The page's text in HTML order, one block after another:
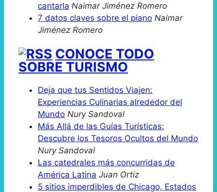
cantarla Naimar Jiménez Romero
7 datos claves sobre el piano Naimar
Jiménez Romero
CONOCE TODO
SOBRE TURISMO
Deja que tus Sentidos Viajen:
Experiencias Culinarias alrededor del
Mundo Nury Sandoval
Más Allá de las Guías Turísticas:
Descubre los Tesoros Ocultos del Mundo
Nury Sandoval
Las catedrales más concurridas de
América Latina Juan Ortiz
5 sitios imperdibles de Chicago, Estados